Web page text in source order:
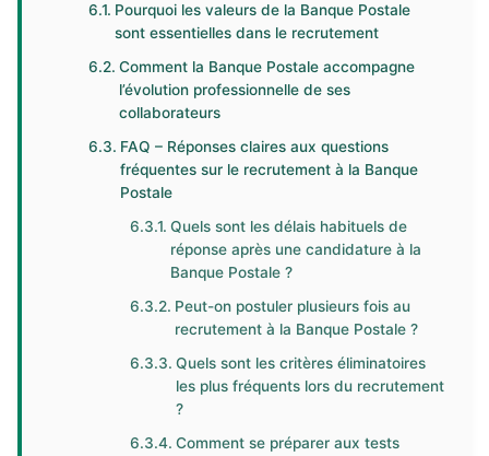
Pourquoi les valeurs de la Banque Postale
sont essentielles dans le recrutement
Comment la Banque Postale accompagne
l’évolution professionnelle de ses
collaborateurs
FAQ – Réponses claires aux questions
fréquentes sur le recrutement à la Banque
Postale
Quels sont les délais habituels de
réponse après une candidature à la
Banque Postale ?
Peut-on postuler plusieurs fois au
recrutement à la Banque Postale ?
Quels sont les critères éliminatoires
les plus fréquents lors du recrutement
?
Comment se préparer aux tests